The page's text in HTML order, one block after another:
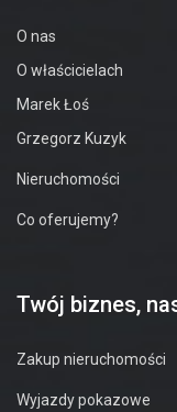
O nas
O właścicielach
Marek Łoś
Grzegorz Kuzyk
Nieruchomości
Co oferujemy?
Twój biznes,
Zakup nieruchomości
Wyjazdy pokazowe